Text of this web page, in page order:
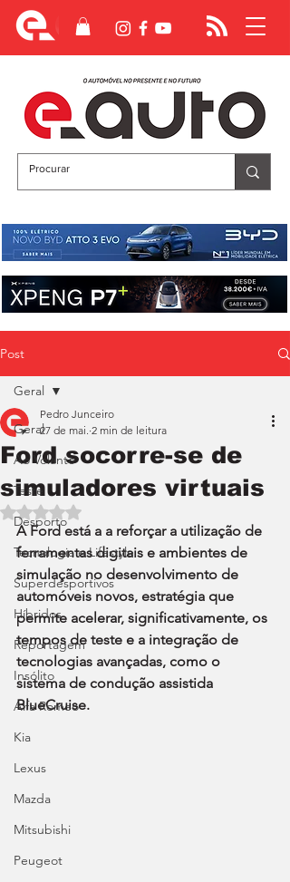
Post
Geral
Ao Volante
Teste
Desporto
Tecnologia e Lifestyle
Superdesportivos
Híbridos
Reportagem
Insólito
Alfa Romeo
Kia
Lexus
Mazda
Mitsubishi
Peugeot
Geral
Ford socorre-se de
simuladores virtuais
Pedro Junceiro
27 de mai. 2 min de leitura
Avaliado com NaN de 5 estrelas.
A Ford está a a reforçar a utilização de
ferramentas digitais e ambientes de
simulação no desenvolvimento de
automóveis novos, estratégia que
permite acelerar, significativamente, os
tempos de teste e a integração de
tecnologias avançadas, como o
sistema de condução assistida
BlueCruise.